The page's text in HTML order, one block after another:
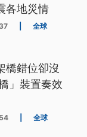
各地災情
全球
橋錯位卻沒
」裝置奏效
全球